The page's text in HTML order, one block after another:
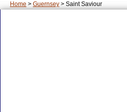
Home > Guernsey > Saint Saviour